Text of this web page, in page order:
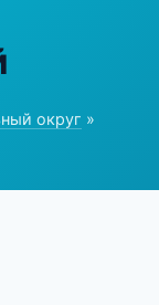
округ »